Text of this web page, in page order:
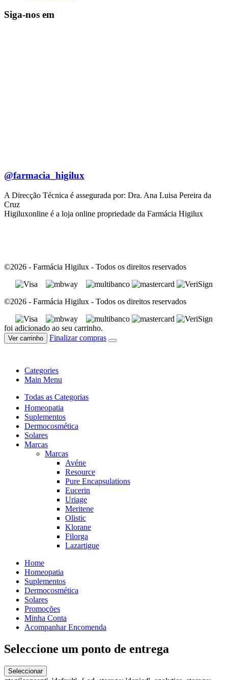
Siga-nos em
@farmacia_higilux
A Direcção Técnica é assegurada por: Dra. Ana Luisa Pereira da
Cruz
Higiluxonline é a loja online propriedade da Farmácia Higilux
©2026 - Farmácia Higilux - Todos os direitos reservados
©2026 - Farmácia Higilux - Todos os direitos reservados
foi adicionado ao seu carrinho.
Ver carrinho Finalizar compras
Categories
Main Menu
Todas as Categorias
Homeopatia
Suplementos
Dermocosmética
Solares
Marcas
Marcas
Avéne
Resource
Pure Encapsulations
Eucerin
Uriage
Meritene
Olistic
Klorane
Filorga
Lazartigue
Home
Homeopatia
Suplementos
Dermocosmética
Solares
Promoções
Minha Conta
Acompanhar Encomenda
Seleccione um ponto de entrega
Seleccionar